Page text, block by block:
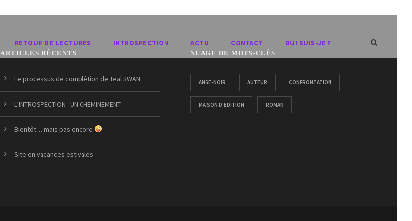
RETOUR DE LECTURES INTROSPECTION ACTU CONTACT QUI SUIS-JE ?
ARTICLES RÉCENTS
Le processus de complétion de Teal SWAN
L’INTROSPECTION : UN CHEMINEMENT
Bientôt… mais pas encore
Site en vacances estivales
NUAGE DE MOTS-CLÉS
ANGE-NOIR AUTEUR CONFRONTATION
MAISON D'EDITION ROMAN